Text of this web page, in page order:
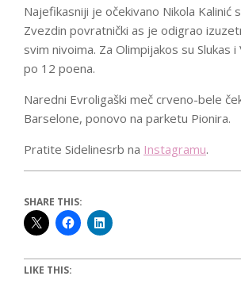
Najefikasniji je očekivano Nikola Kalinić
Zvezdin povratnički as je odigrao
svim nivoima. Za Olimpijakos su Slukas
po 12 poena.
Naredni Evroligaški meč crveno-bele
Barselone, ponovo na parketu Pionira.
Pratite Sidelinesrb na Instagramu.
SHARE THIS:
LIKE THIS: